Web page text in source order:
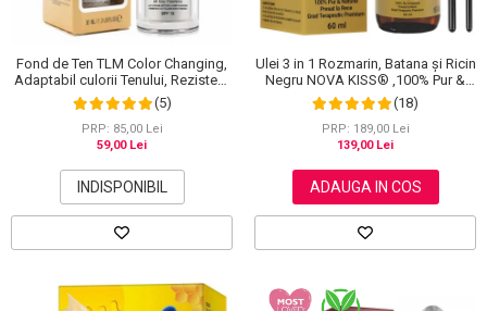
Fond de Ten TLM Color Changing,
Adaptabil culorii Tenului, Rezistent
la Transfer 16H, SPF 15, 30 ml
(5)
PRP: 85,00 Lei
59,00 Lei
INDISPONIBIL
Ulei 3 in 1 Rozmarin, Batana și Ricin
Negru NOVA KISS® ,100% Pur &
Natural, Grad Terapeutic Premium,
pentru Cresterea Parului, Tratarea
Scalpului si Pielii, 60 ml
(18)
PRP: 189,00 Lei
139,00 Lei
ADAUGA IN COS